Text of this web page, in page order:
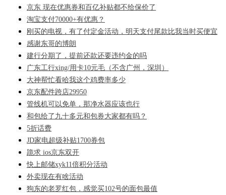
京东 现在优惠券和百亿补贴都不给保价了
淘宝支付70000+有优惠？
刚买的电视，有了付定金活动，明天支付尾款比我当时买便宜
感谢东哥的博朗
建行分期了，提前还款还要违约金的吗
广东工行xing/用卡10元毛（不含广州，深圳）
大神帮忙看哈我这个鸡费率多少
京东配件跨店29950
管线机可以免单，那净水器应该也行
和包给了九十多元和包券大家都有吗？
5折话费
JD家电超级补贴1700券包
跪求 ios京东双开
快上邮储xyk11倍积分活动
外卖现在有啥活动
狗东的老罗红包，感觉买102号的面包最值